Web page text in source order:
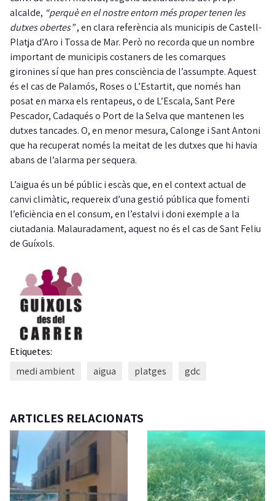
alcalde, “perquè en el nostre entorn més proper tenen les
dutxes obertes”, en clara referència als municipis de Castell-
Platja d’Aro i Tossa de Mar. Però no recorda que un nombre
important de municipis costaners de les comarques
gironines sí que han pres consciència de l’assumpte. Aquest
és el cas de Palamós, Roses o L’Estartit, que només han
posat en marxa els rentapeus, o de L’Escala, Sant Pere
Pescador, Cadaqués o Port de la Selva que mantenen les
dutxes tancades. O, en menor mesura, Calonge i Sant Antoni
que ha recuperat només la meitat de les dutxes que hi havia
abans de l’alarma per sequera.
L’aigua és un bé públic i escàs que, en el context actual de
canvi climàtic, requereix d’una gestió pública que fomenti
l’eficiència en el consum, en l’estalvi i doni exemple a la
ciutadania. Malauradament, aquest no és el cas de Sant Feliu
de Guíxols.
Etiquetes:
medi ambient
aigua platges gdc
ARTICLES RELACIONATS